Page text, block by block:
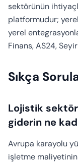
sektörünün
platformudur;
yerel
Finans, AS24,
Sıkça
Lojistik
giderin ne
Avrupa karayolu
işletme